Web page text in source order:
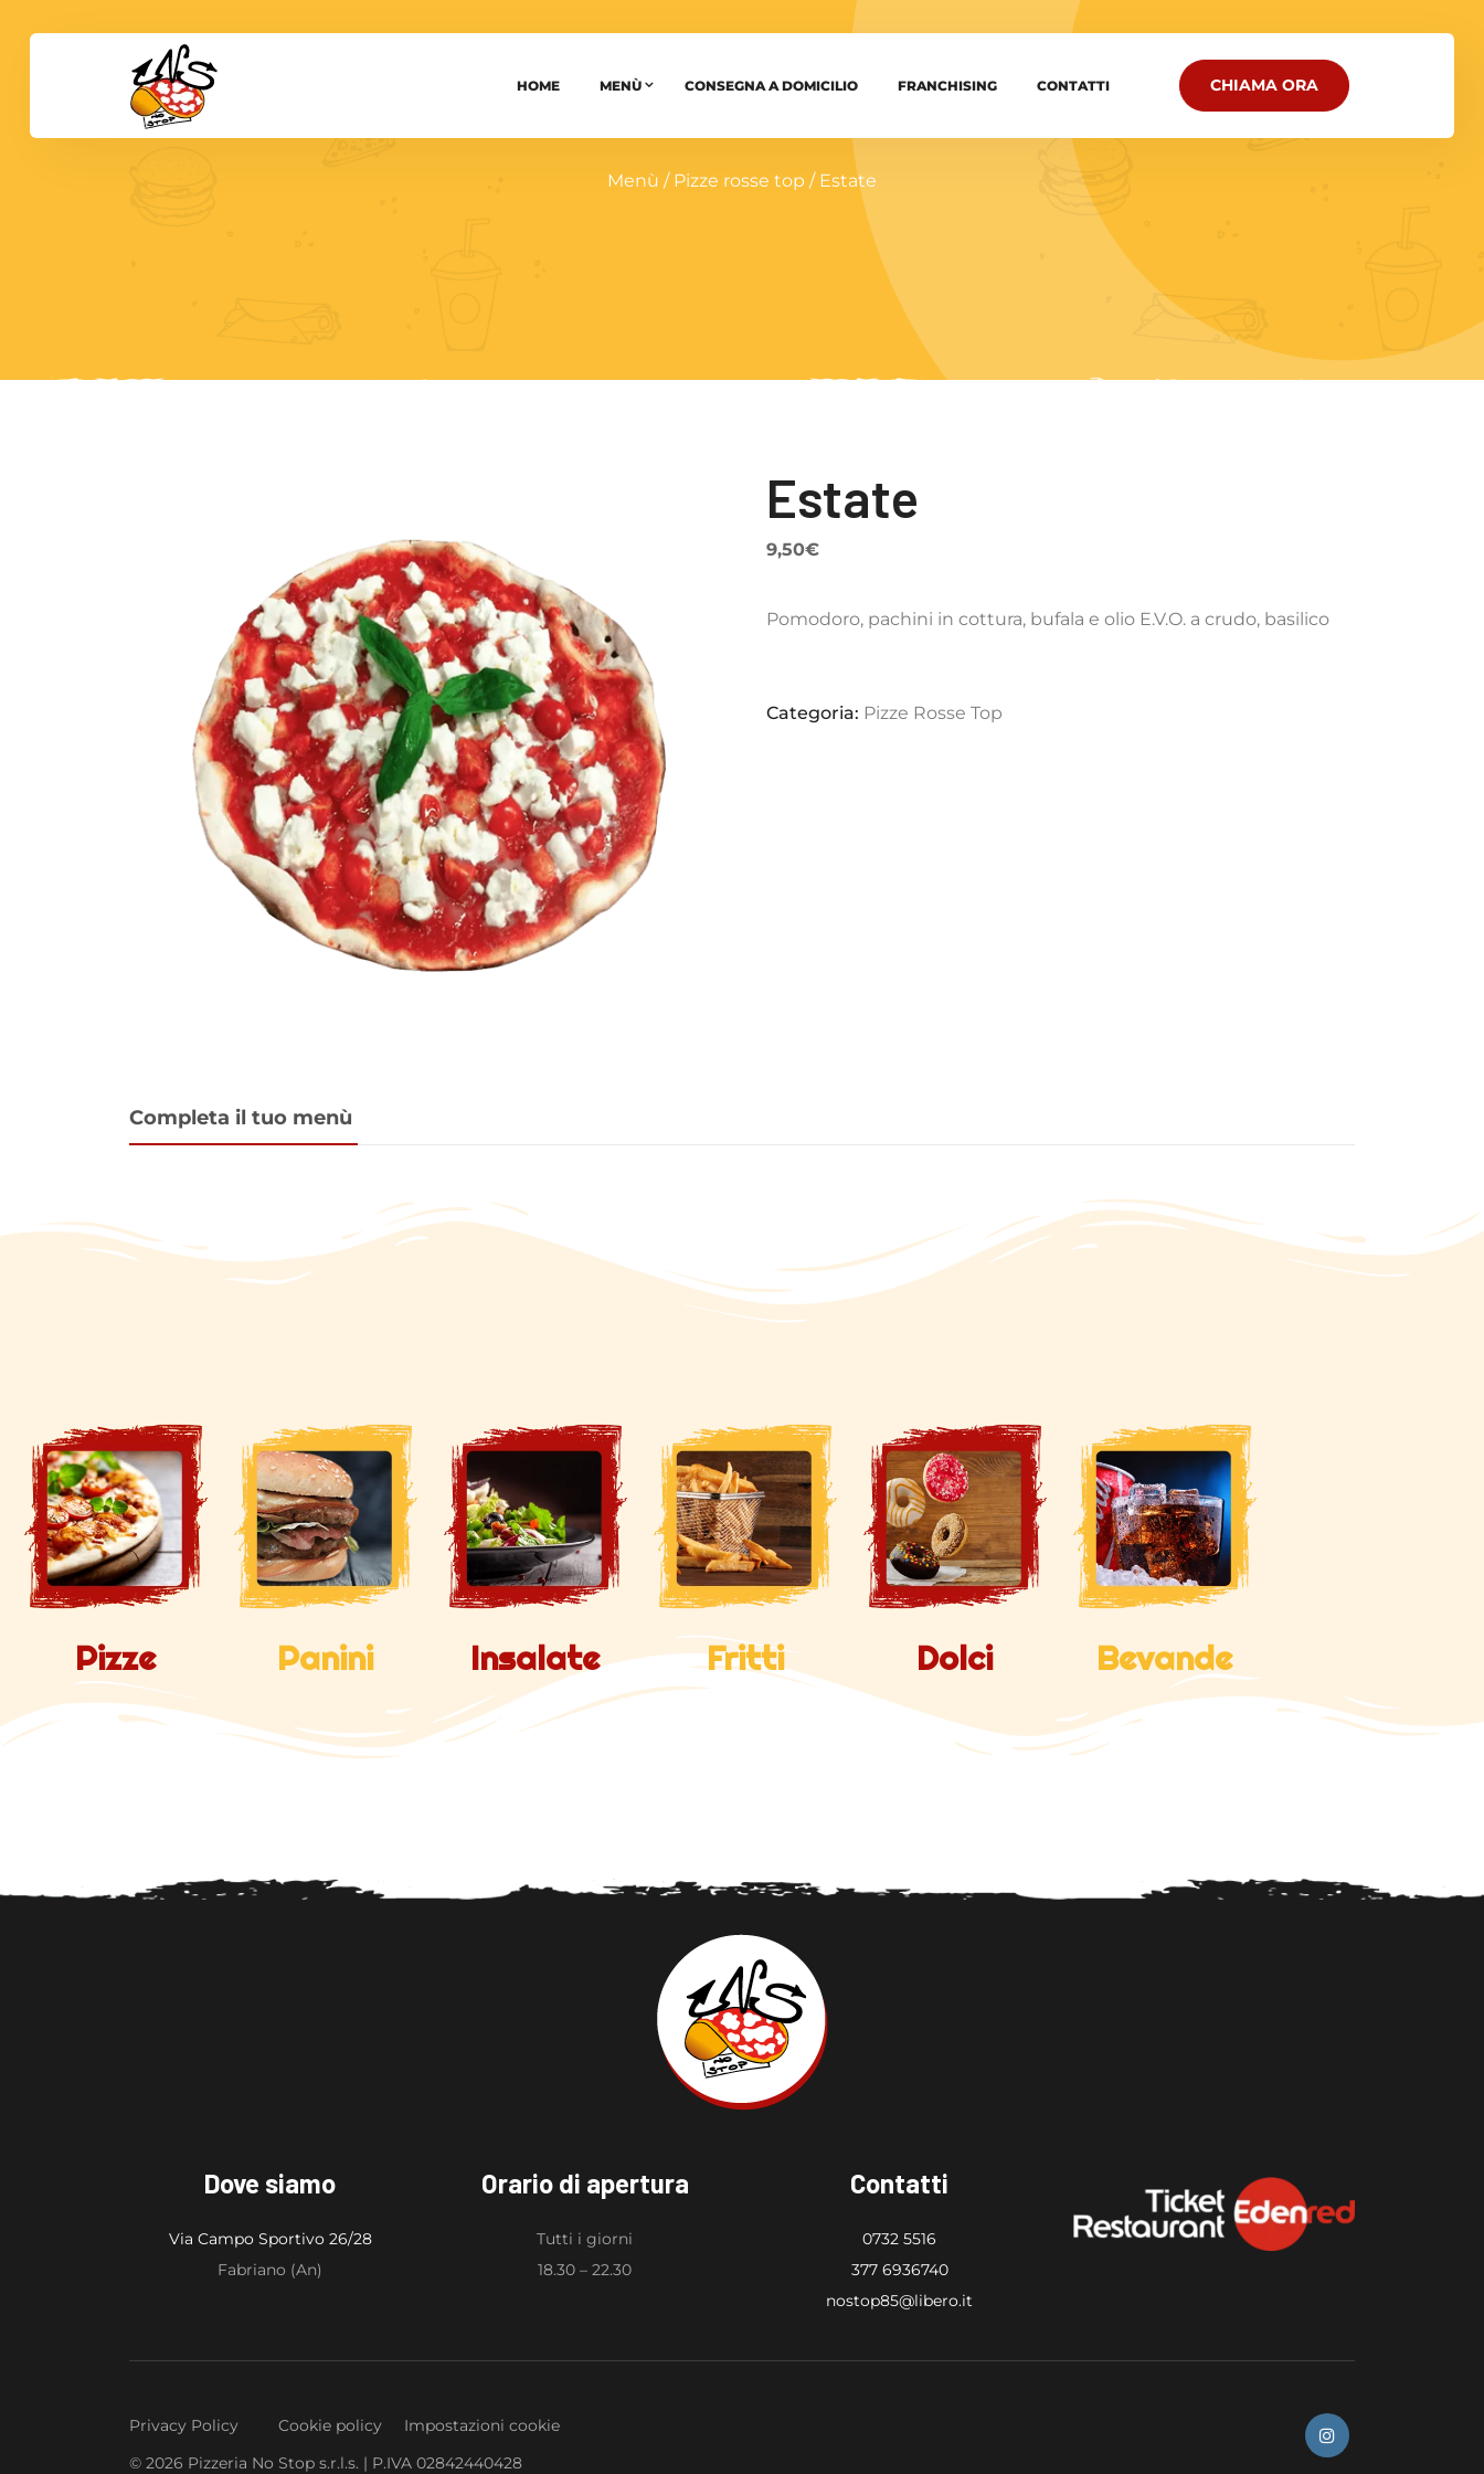
HOME MENÙ CONSEGNA A DOMICILIO FRANCHISING CONTATTI CHIAMA ORA
Menù / Pizze rosse top / Estate
Estate
9,50€
Pomodoro, pachini in cottura, bufala e olio E.V.O. a crudo, basilico
Categoria: Pizze Rosse Top
Completa il tuo menù
Pizze Panini Insalate Fritti Dolci Bevande
Dove siamo
Via Campo Sportivo 26/28
Fabriano (An)
Orario di apertura
Tutti i giorni
18.30 – 22.30
Contatti
0732 5516
377 6936740
nostop85@libero.it
Privacy Policy Cookie policy
Impostazioni cookie
© 2026 Pizzeria No Stop s.r.l.s. | P.IVA 02842440428